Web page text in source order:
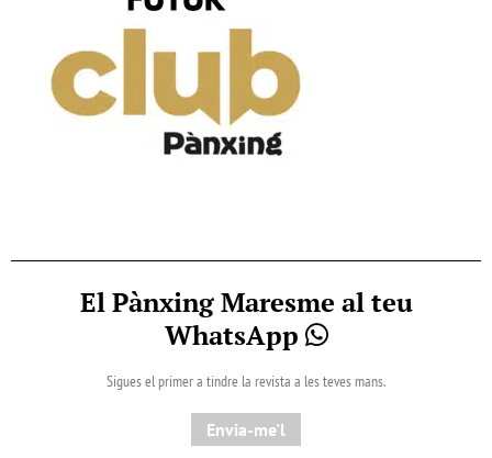
El Pànxing Maresme al teu
WhatsApp
Sigues el primer a tindre la revista a les teves mans.
Envia-me'l